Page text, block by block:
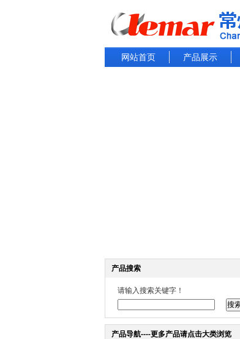
网站首页 产品展示
产品搜索
请输入搜索关键字！
产品导航----更多产品请点击大类浏览